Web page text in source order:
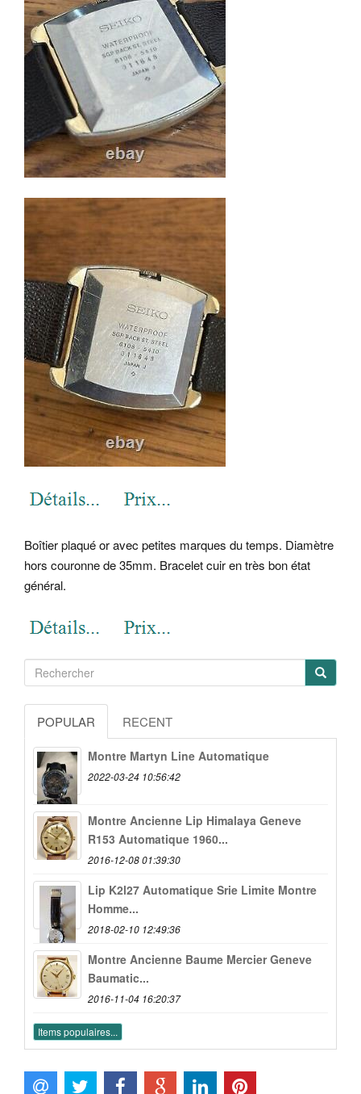
Boîtier plaqué or avec petites marques du temps. Diamètre
hors couronne de 35mm. Bracelet cuir en très bon état
général.
POPULAR RECENT
Montre Martyn Line Automatique
2022-03-24 10:56:42
Montre Ancienne Lip Himalaya Geneve
R153 Automatique 1960...
2016-12-08 01:39:30
Lip K2l27 Automatique Srie Limite Montre
Homme...
2018-02-10 12:49:36
Montre Ancienne Baume Mercier Geneve
Baumatic...
2016-11-04 16:20:37
Items populaires...